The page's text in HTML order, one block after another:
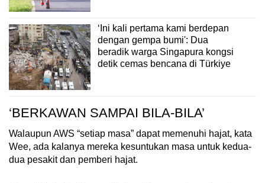
‘Ini kali pertama kami berdepan
dengan gempa bumi': Dua
beradik warga Singapura kongsi
detik cemas bencana di Türkiye
‘BERKAWAN SAMPAI BILA-BILA’
Walaupun AWS “setiap masa” dapat memenuhi hajat, kata
Wee, ada kalanya mereka kesuntukan masa untuk kedua-
dua pesakit dan pemberi hajat.